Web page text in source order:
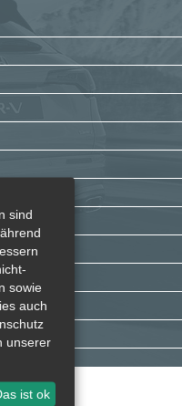
sind
sowie
auch
unserer
ist ok